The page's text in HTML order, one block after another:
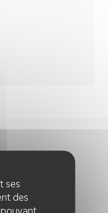
ses
des?
dessous !